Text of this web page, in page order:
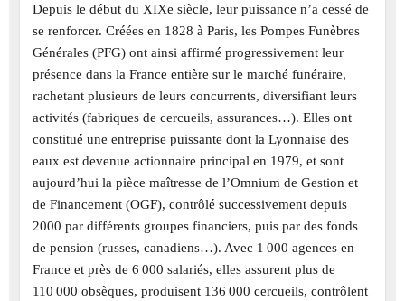
Depuis le début du XIXe siècle, leur puissance n’a cessé de
se renforcer. Créées en 1828 à Paris, les Pompes Funèbres
Générales (PFG) ont ainsi affirmé progressivement leur
présence dans la France entière sur le marché funéraire,
rachetant plusieurs de leurs concurrents, diversifiant leurs
activités (fabriques de cercueils, assurances…). Elles ont
constitué une entreprise puissante dont la Lyonnaise des
eaux est devenue actionnaire principal en 1979, et sont
aujourd’hui la pièce maîtresse de l’Omnium de Gestion et
de Financement (OGF), contrôlé successivement depuis
2000 par différents groupes financiers, puis par des fonds
de pension (russes, canadiens…). Avec 1 000 agences en
France et près de 6 000 salariés, elles assurent plus de
110 000 obsèques, produisent 136 000 cercueils, contrôlent